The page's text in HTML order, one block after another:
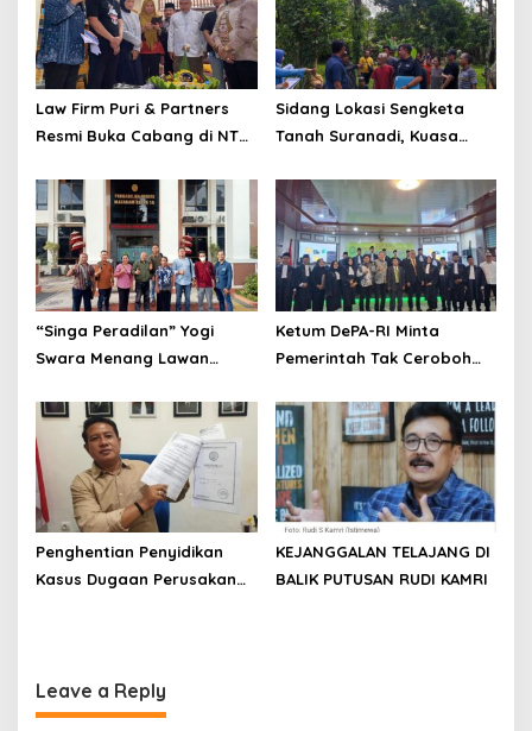
Law Firm Puri & Partners
Resmi Buka Cabang di NTB,
Hukum Gratis untuk
Masyarakat
Sidang Lokasi Sengketa
Tanah Suranadi, Kuasa
Palsu Bukan Produk BPN
“Singa Peradilan” Yogi
Swara Menang Lawan
Polisi Segera Tahan
Tersangka Mafia Tanah
Ketum DePA-RI Minta
Pemerintah Tak Ceroboh
Penghentian Penyidikan
Kasus Dugaan Perusakan
KEJANGGALAN TELAJANG DI
BALIK PUTUSAN RUDI KAMRI
Leave a Reply